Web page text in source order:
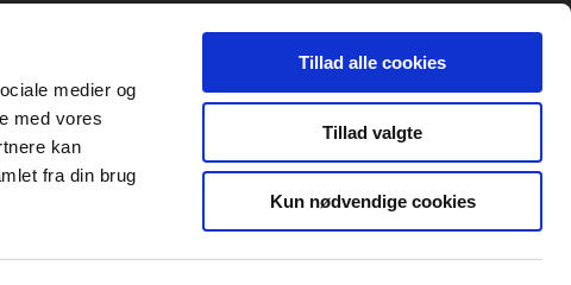
medier og
med vores
kan
fra din brug
Tillad alle cookies
Tillad valgte
Kun nødvendige cookies